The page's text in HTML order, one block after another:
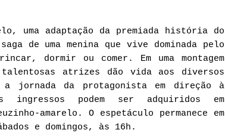
uma adaptação da premiada história do
de uma menina que vive dominada pelo
dormir ou comer. Em uma montagem
atrizes dão vida aos diversos
a jornada da protagonista em direção à
amarelo . O espetáculo permanece em
e domingos, às 16h.